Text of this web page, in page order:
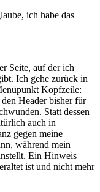
ich habe das
Seite, auf der ich
Ich gehe zurück in
Kopfzeile:
Header bisher für
Statt dessen
auch in
gegen meine
während mein
Ein Hinweis
ist und nicht mehr